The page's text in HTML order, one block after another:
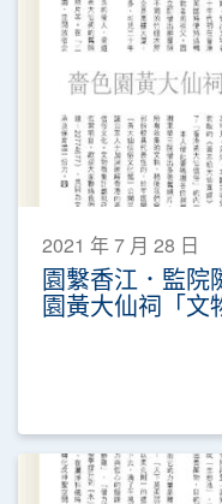
2021 年 7 月 28 日
園繫香江．監
園黃大仙祠「文